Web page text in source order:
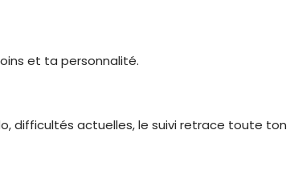
et ta personnalité.
difficultés actuelles, le suivi retrace toute ton